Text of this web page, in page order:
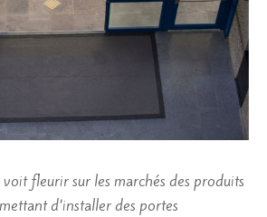
fleurir sur les marchés des produits
d’installer des portes